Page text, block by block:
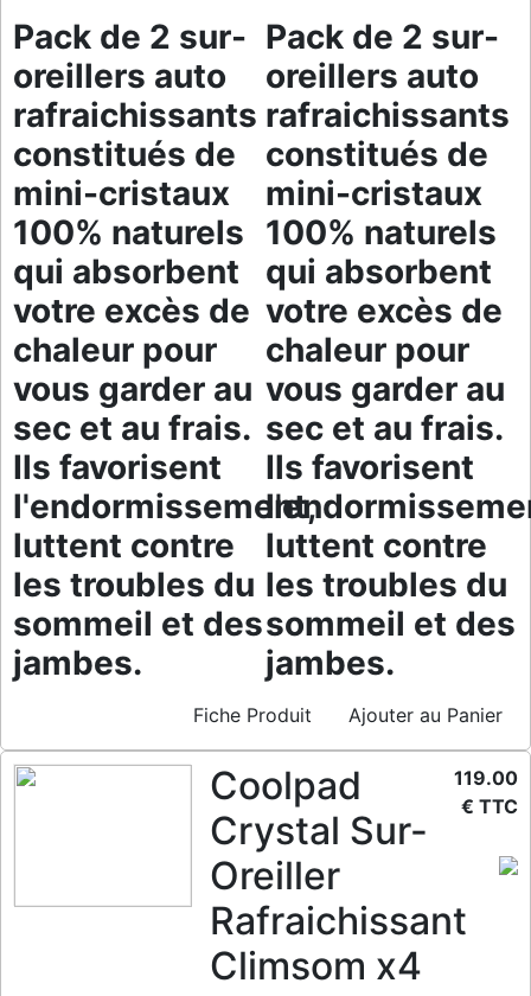
Pack de 2 sur-
oreillers auto
rafraichissants
constitués de
mini-cristaux
100% naturels
qui absorbent
votre excès de
chaleur pour
vous garder au
sec et au frais.
Ils favorisent
l'endormissement,
luttent contre
les troubles du
sommeil et des
jambes.
Pack de 2 sur-
oreillers auto
rafraichissants
constitués de
mini-cristaux
100% naturels
qui absorbent
votre excès de
chaleur pour
vous garder au
sec et au frais.
Ils favorisent
luttent contre
les troubles du
sommeil et des
jambes.
Fiche Produit Ajouter au Panier
Coolpad
Crystal Sur-
Oreiller
Rafraichissant
Climsom x4
119.00
€ TTC